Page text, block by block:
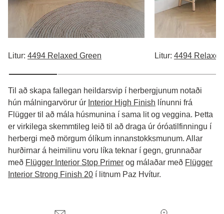
Litur: 4494 Relaxed Green Litur: 4494
Til að skapa fallegan heildarsvip í herbergjunum notaði
hún málningarvörur úr Interior High Finish línunni frá
Flügger til að mála húsmunina í sama lit og veggina. Þetta
er virkilega skemmtileg leið til að draga úr óróatilfinningu í
herbergi með mörgum ólíkum innanstokksmunum. Allar
hurðirnar á heimilinu voru líka teknar í gegn, grunnaðar
með Flügger Interior Stop Primer og málaðar með Flügger
Interior Strong Finish 20 í litnum Paz Hvítur.